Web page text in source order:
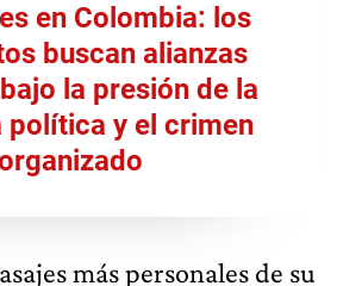
en Colombia: los
buscan alianzas
la presión de la
política y el crimen
más personales de su